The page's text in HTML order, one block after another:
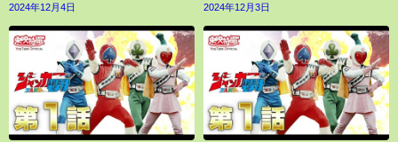
2024年12月4日 2024年12月3日